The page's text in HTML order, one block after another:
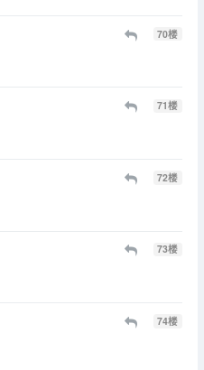
70楼
71楼
72楼
73楼
74楼